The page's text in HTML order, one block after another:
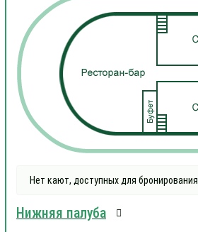
Нет кают, доступных для бронирования
Нижняя палуба